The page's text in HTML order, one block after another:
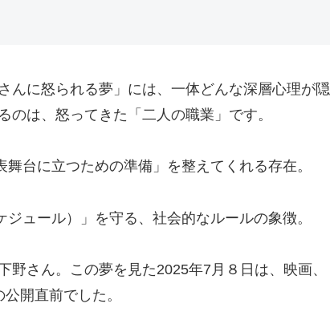
んに怒られる夢」には、一体どんな深層心理が隠
は、怒ってきた「二人の職業」です。
台に立つための準備」を整えてくれる存在。
ュール）」を守る、社会的なルールの象徴。
さん。この夢を見た2025年7月８日は、映画、
開直前でした。